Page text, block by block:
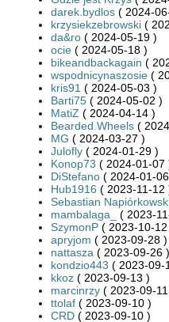
darek.bydlos ( 2024-
krzysiekzebrowski (
da&ro ( 2024-05-19 )
ocie ( 2024-05-18 )
bikeandbackagain (
wspodnicynaszosie (
kris91 ( 2024-05-03 )
Barti75 ( 2024-05-02 )
MatiZ ( 2024-04-14 )
Bearded.Wheels (
MG ( 2024-03-27 )
Julofly ( 2024-01-29 )
Konop73 ( 2024-01-07
DiStefano ( 2024-01-
Hub1916 ( 2023-11-12
Sebastian
mambalaga_
( 2023-
SzymonP ( 2023-10-12
apryjom ( 2023-09-28 )
nattasza ( 2023-09-26 )
kondzio443 ( 2023-09-
kkoz ( 2023-09-13 )
marcinrzy ( 2023-09-
ttolaf ( 2023-09-10 )
CRD ( 2023-09-10 )